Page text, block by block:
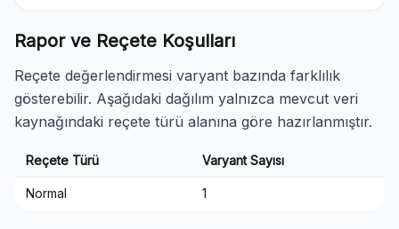
Rapor ve Reçete Koşulları
Reçete değerlendirmesi varyant bazında farklılık
gösterebilir. Aşağıdaki dağılım yalnızca mevcut veri
kaynağındaki reçete türü alanına göre hazırlanmıştır.
Reçete Türü Varyant Sayısı
Normal 1